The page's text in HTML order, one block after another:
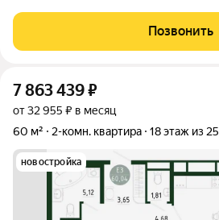
Позвонить
7 863 439₽
от 32 955 ₽ в месяц
60 м²
2-комн. квартира 18 этаж из 25
новостройка